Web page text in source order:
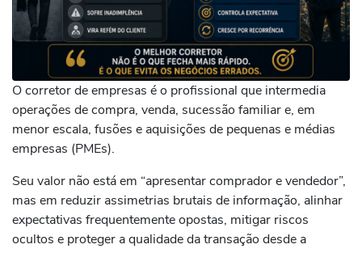
O corretor de empresas é o profissional que intermedia
operações de compra, venda, sucessão familiar e, em
menor escala, fusões e aquisições de pequenas e médias
empresas (PMEs).
Seu valor não está em “apresentar comprador e vendedor”,
mas em reduzir assimetrias brutais de informação, alinhar
expectativas frequentemente opostas, mitigar riscos
ocultos e proteger a qualidade da transação desde a